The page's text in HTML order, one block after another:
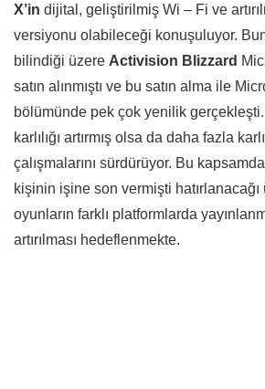
X’in dijital, geliştirilmiş Wi – Fi ve
versiyonu olabileceği konuşuluyor.
bilindiği üzere Activision Blizzard
satın alınmıştı ve bu satın alma ile
bölümünde pek çok yenilik
karlılığı artırmış olsa da daha fazla
çalışmalarını sürdürüyor. Bu
kişinin işine son vermişti
oyunların farklı platformlarda
artırılması hedeflenmekte.